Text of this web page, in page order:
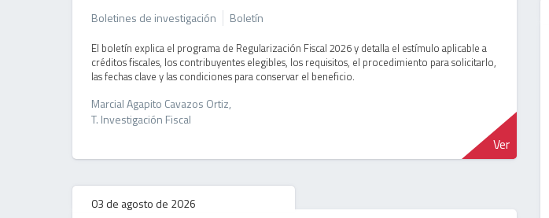
Boletines de investigación Boletín
El boletín explica el programa de Regularización Fiscal 2026 y detalla el estímulo aplicable a
créditos fiscales, los contribuyentes elegibles, los requisitos, el procedimiento para solicitarlo,
las fechas clave y las condiciones para conservar el beneficio.
Marcial Agapito Cavazos Ortiz,
T. Investigación Fiscal
Ver
03 de agosto de 2026